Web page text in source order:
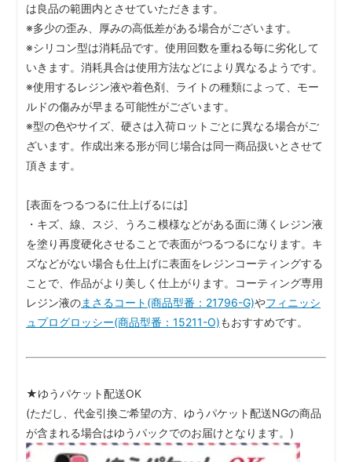
は良品の範囲内とさせていただきます。
※多少の歪み、厚みの高低差がある場合がございます。
※シリコン型は消耗品です。使用回数を重ねる毎に劣化して
いきます。消耗具合は使用方法などにより異なるようです。
※使用するレジン液や着色剤、ライトの種類によって、モー
ルドの傷みが早まる可能性がございます。
※型の色やサイズ、硬さは入荷ロットごとに異なる場合がご
ざいます。作成出来る形が同じ場合は同一商品扱いとさせて
頂きます。
[表面をつるつるに仕上げるには]
・キズ、線、スジ、うろこ模様などがある面に薄くレジン液
を塗り再度硬化させることで表面がつるつるになります。キ
ズなどがない場合も仕上げに表面をレジンコーティングする
ことで、作品がより美しく仕上がります。コーティング専用
レジン液のまさるコート(商品型番：21796-G)やフィニッシ
ュプログロッシー(商品型番：15211-O)もおすすめです。
★ゆうパケット配送OK
(ただし、代金引換ご希望の方、ゆうパケット配送NGの商品
が含まれる場合はゆうパックでのお届けとなります。)